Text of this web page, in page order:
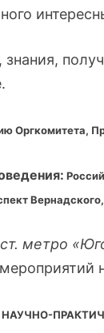
Оргкомитета,
метро